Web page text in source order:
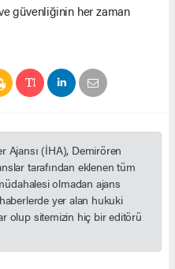
güvenliğinin her zaman
Ajansı (İHA), Demirören
tarafından eklenen tüm
olmadan ajans
yer alan hukuki
olup sitemizin hiç bir editörü